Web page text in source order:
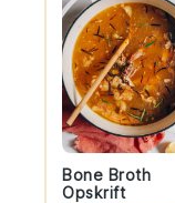
Bone Broth
Opskrift